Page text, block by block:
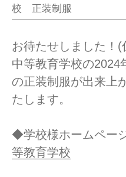
校 正装制服
お待たせしました！(
中等教育学校の2024
の正装制服が出来上
たします。
◆学校様ホームペー
等教育学校